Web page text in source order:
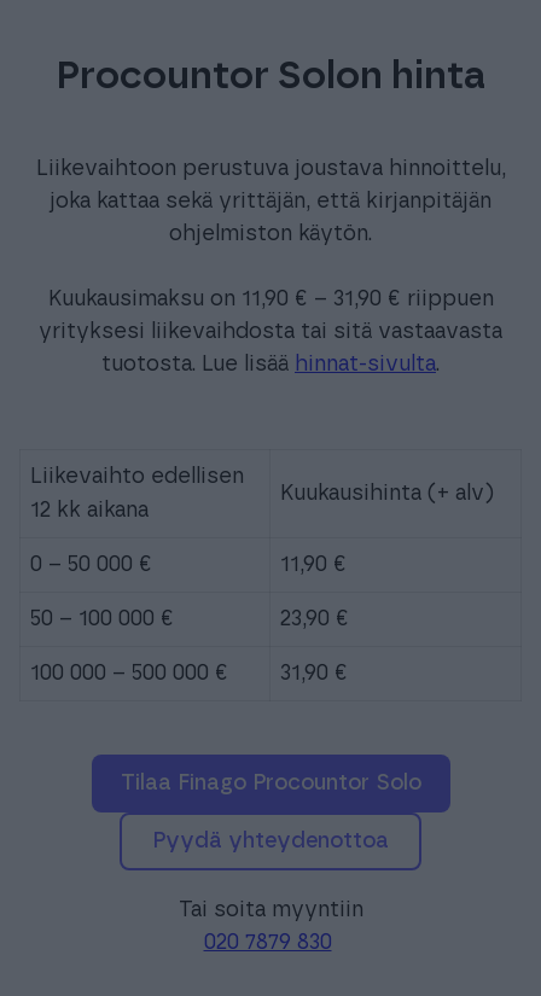
Procountor Solon hinta
Liikevaihtoon perustuva joustava hinnoittelu,
joka kattaa sekä yrittäjän, että kirjanpitäjän
ohjelmiston käytön.
Kuukausimaksu on 11,90 € – 31,90 € riippuen
yrityksesi liikevaihdosta tai sitä vastaavasta
tuotosta. Lue lisää hinnat-sivulta.
Liikevaihto edellisen
12 kk aikana
Kuukausihinta (+ alv)
0 – 50 000 € 11,90 €
50 – 100 000 € 23,90 €
100 000 – 500 000 € 31,90 €
Tilaa Finago Procountor Solo
pyydä yhteydenottoa
Tai soita myyntiin
020 7879 830